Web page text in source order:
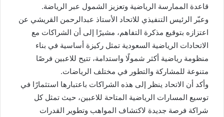
قاعدة الممارسة الرياضية وتعزيز الشمول عبر الرياضة.
وعبّر الرئيس التنفيذي للاتحاد الأستاذ عبدالرحمن القريشي عن
اعتزازه بتوقيع مذكرة التفاهم، مشيرًا إلى أن الشراكات مع
الاتحادات الرياضية السعودية تمثل ركيزة أساسية في بناء
منظومة رياضية أكثر شمولًا واستدامة، تتيح للاعبين فرصًا
متنوعة للمشاركة والتطور في مختلف الرياضات.
وأكد أن الاتحاد ينظر إلى هذه الشراكات باعتبارها استثمارًا في
توسيع المسارات الرياضية المتاحة للاعبين، حيث تمثل كل
شراكة فرصة جديدة لاكتشاف المواهب وتطوير القدرات